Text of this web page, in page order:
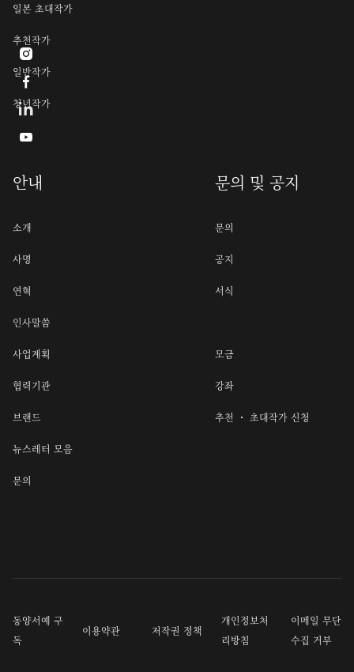
일본 초대작가
추천작가
일반작가
청년작가
안내
소개
사명
연혁
인사말씀
사업계획
협력기관
브랜드
뉴스레터 모음
문의
문의 및 공지
문의
공지
서식
모금
강좌
추천 ・ 초대작가 신청
동양서예 구
독
이용약관 저작권 정책
개인정보처
리방침
이메일 무단
수집 거부


